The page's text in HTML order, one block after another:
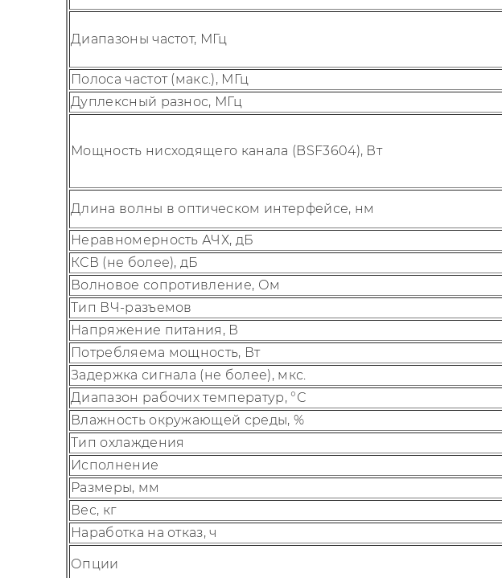
Диапазоны частот, МГц
Полоса частот (макс.), МГц
Дуплексный разнос, МГц
Мощность нисходящего канала (BSF3604), Вт
Длина волны в оптическом интерфейсе, нм
Неравномерность АЧХ, дБ
КСВ (не более), дБ
Волновое сопротивление, Ом
Тип ВЧ-разъемов
Напряжение питания, В
Потребляема мощность, Вт
Задержка сигнала (не более), мкс.
Диапазон рабочих температур, °С
Влажность окружающей среды, %
Тип охлаждения
Исполнение
Размеры, мм
Вес, кг
Наработка на отказ, ч
Опции